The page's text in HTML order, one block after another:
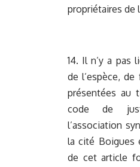
propriétaires de
14. Il n’y a pas
de l’espèce,
présentées au
code de
l’association
la cité Boigues
de cet article